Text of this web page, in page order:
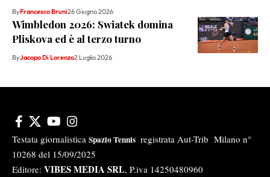
ByFrancesco Bruni26 Giugno 2026
Wimbledon 2026: Swiatek domina
Pliskova ed è al terzo turno
ByJacopo Di Lorenzo2 Luglio 2026
Testata giornalistica Spazio Tennis registrata Aut-Trib Milano n°
10268 del 15/09/2025
Editore: VIBES MEDIA SRL, P.iva 14250480960